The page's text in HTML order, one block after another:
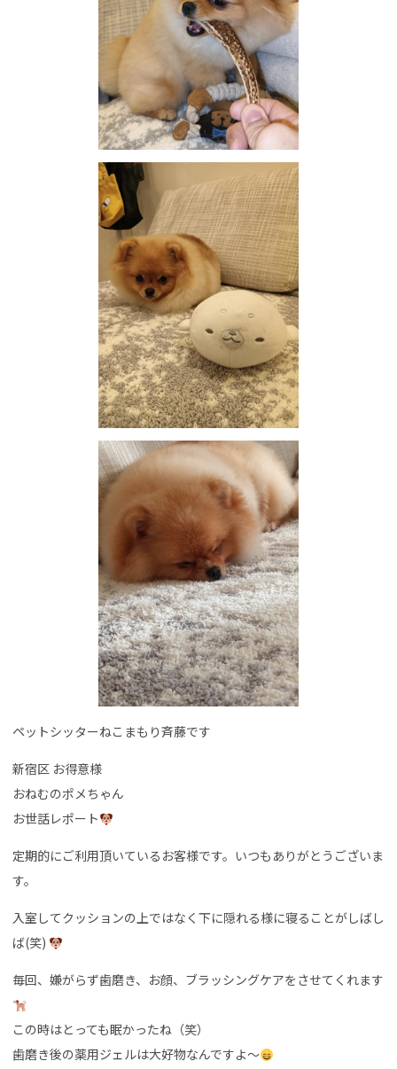
ペットシッターねこまもり斉藤です
新宿区 お得意様
おねむのポメちゃん
お世話レポート
定期的にご利用頂いているお客様です。いつもありがとうございま
す。
入室してクッションの上ではなく下に隠れる様に寝ることがしばし
ば(笑)
毎回、嫌がらず歯磨き、お顔、ブラッシングケアをさせてくれます
この時はとっても眠かったね（笑）
歯磨き後の薬用ジェルは大好物なんですよ～